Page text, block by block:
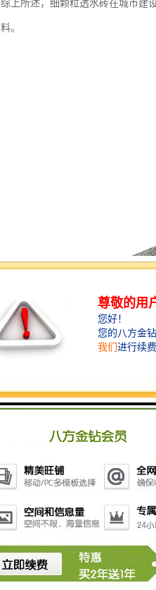
综上所述，细颗粒透水砖在城市建
料。
仿石透水砖是一种具有透水功能的
1. 透水性能：仿石透水砖的表面设
面积水。